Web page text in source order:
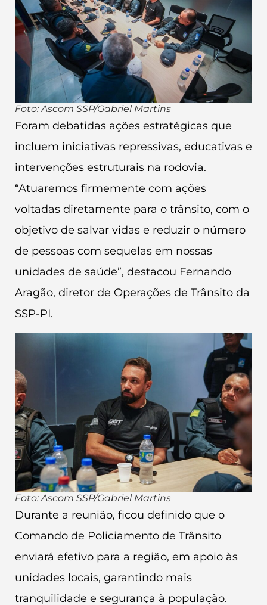
Foto: Ascom SSP/Gabriel Martins
Foram debatidas ações estratégicas que
incluem iniciativas repressivas, educativas e
intervenções estruturais na rodovia.
“Atuaremos firmemente com ações
voltadas diretamente para o trânsito, com o
objetivo de salvar vidas e reduzir o número
de pessoas com sequelas em nossas
unidades de saúde”, destacou Fernando
Aragão, diretor de Operações de Trânsito da
SSP-PI.
Foto: Ascom SSP/Gabriel Martins
Durante a reunião, ficou definido que o
Comando de Policiamento de Trânsito
enviará efetivo para a região, em apoio às
unidades locais, garantindo mais
tranquilidade e segurança à população.